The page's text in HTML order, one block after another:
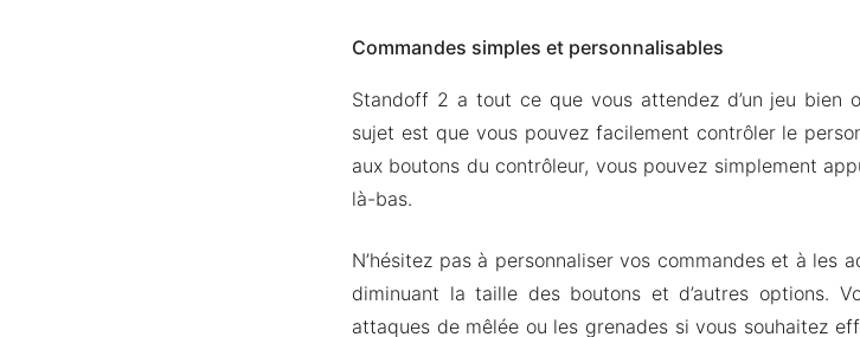
Commandes simples et personnalisables
Standoff 2 a tout ce que vous attendez d’un jeu bien
sujet est que vous pouvez facilement contrôler le
aux boutons du contrôleur, vous pouvez simplement
là-bas.
N’hésitez pas à personnaliser vos commandes et à les
diminuant la taille des boutons et d’autres options.
attaques de mêlée ou les grenades si vous souhaitez